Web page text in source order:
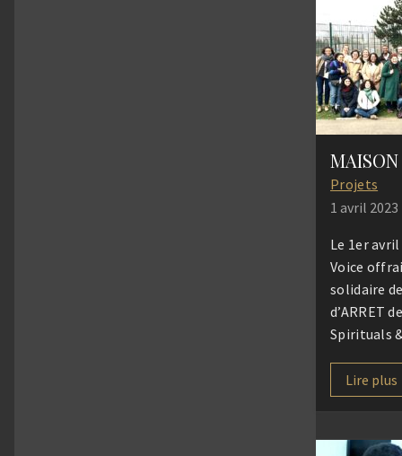
recteur de
Diony’s
chanter
Projets
1 avril 2023
Le 1er avril
Voice
solidaire
d’ARRET
Spirituals
gymnase
2 heures –
détenus
Lire plus